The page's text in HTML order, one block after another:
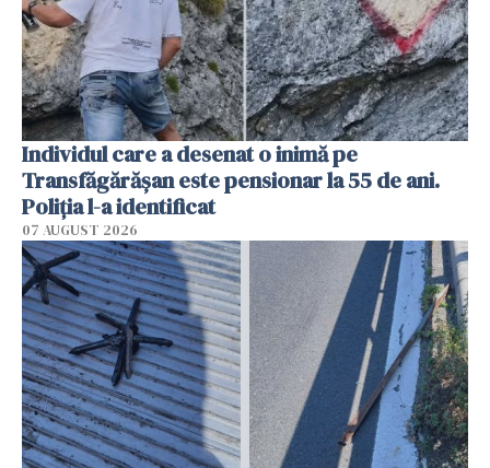
Individul care a desenat o inimă pe
Transfăgărășan este pensionar la 55 de ani.
Poliția l-a identificat
07 AUGUST 2026